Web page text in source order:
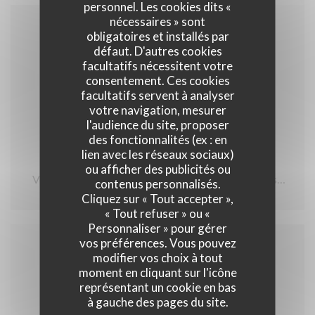
personnel. Les cookies dits «
nécessaires » sont
obligatoires et installés par
défaut. D'autres cookies
facultatifs nécessitent votre
consentement. Ces cookies
facultatifs servent à analyser
votre navigation, mesurer
l'audience du site, proposer
des fonctionnalités (ex : en
lien avec les réseaux sociaux)
ou afficher des publicités ou
contenus personnalisés.
Cliquez sur « Tout accepter »,
« Tout refuser » ou «
Personnaliser » pour gérer
vos préférences. Vous pouvez
modifier vos choix à tout
moment en cliquant sur l'icône
représentant un cookie en bas
à gauche des pages du site.
03/05/2020
Avis de l'office de Tourisme de
Carcassonne
" J ai testé pour vous "
Voici le restaurant que j' ai eu le plaisir de tester et sa
la conjoncture actuelle . Le restaurant Chez Fred ,
Boulevard Omer Sarraut sous la nouvelle direction du
chef Pierre Dimon et Sihan
Menu à emporter du 27 avril au 3 mai